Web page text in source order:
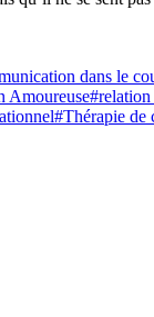
dans le
Amoureuse
#Thérapie de